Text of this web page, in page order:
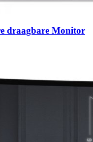
draagbare Monitor